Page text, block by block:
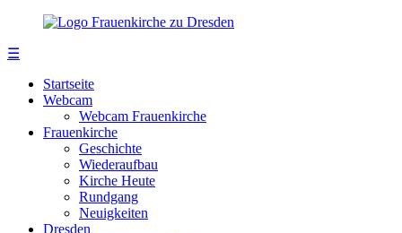
☰
Startseite
Webcam
Webcam Frauenkirche
Frauenkirche
Geschichte
Wiederaufbau
Kirche Heute
Rundgang
Neuigkeiten
Dresden